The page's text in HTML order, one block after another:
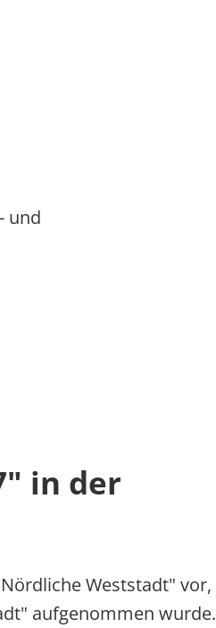
und
in der
Weststadt" vor,
aufgenommen wurde.